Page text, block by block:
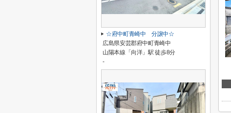
☆府中町青崎中 分譲中☆
広島県安芸郡府中町青崎中
山陽本線「向洋」駅 徒歩8分
-